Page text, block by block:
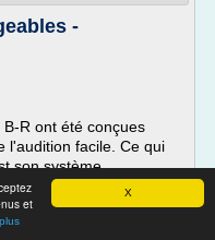
X
et
-
R ont été conçues
l'audition facile. Ce qui
son système
OS. Il détecte votre
à chaque
le reste...